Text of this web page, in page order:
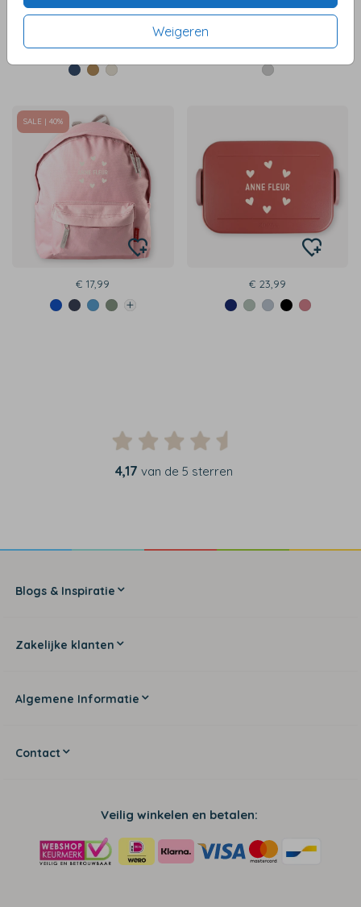
Weigeren
€ 19,99 € 29,99
SALE | 40%
€ 17,99 € 23,99
4,17 van de 5 sterren
Blogs & Inspiratie
Zakelijke klanten
Algemene Informatie
Contact
Veilig winkelen en betalen: